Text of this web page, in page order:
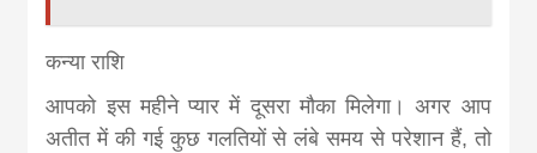
कन्या राशि
आपको इस महीने प्यार में दूसरा मौका मिलेगा। अगर आप
अतीत में की गई कुछ गलतियों से लंबे समय से परेशान हैं, तो